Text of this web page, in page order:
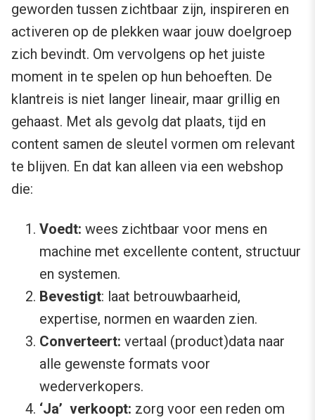
geworden tussen zichtbaar zijn, inspireren en
activeren op de plekken waar jouw doelgroep
zich bevindt. Om vervolgens op het juiste
moment in te spelen op hun behoeften. De
klantreis is niet langer lineair, maar grillig en
gehaast. Met als gevolg dat plaats, tijd en
content samen de sleutel vormen om relevant
te blijven. En dat kan alleen via een webshop
die:
Voedt: wees zichtbaar voor mens en
machine met excellente content, structuur
en systemen.
Bevestigt: laat betrouwbaarheid,
expertise, normen en waarden zien.
Converteert: vertaal (product)data naar
alle gewenste formats voor
wederverkopers.
‘Ja’ verkoopt: zorg voor een reden om